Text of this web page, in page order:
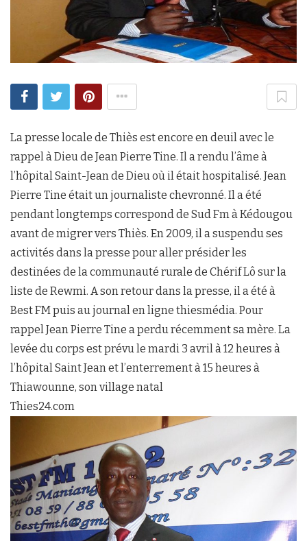
La presse locale de Thiès est encore en deuil avec le
rappel à Dieu de Jean Pierre Tine. Il a rendu l’âme à
l’hôpital Saint-Jean de Dieu où il était hospitalisé. Jean
Pierre Tine était un journaliste chevronné. Il a été
pendant longtemps correspond de Sud Fm à Kédougou
avant de migrer vers Thiès. En 2009, il a suspendu ses
activités dans la presse pour aller présider les
destinées de la communauté rurale de Chérif Lô sur la
liste de Rewmi. A son retour dans la presse, il a été à
Best FM puis au journal en ligne thiesmédia. Pour
rappel Jean Pierre Tine a perdu récemment sa mère. La
levée du corps est prévu le mardi 3 avril à 12 heures à
l’hôpital Saint Jean et l’enterrement à 15 heures à
Thiawounne, son village natal
Thies24.com